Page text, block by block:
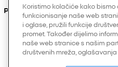
Pronađite nas na
Koristimo kolačiće kako
funkcionisanje naše web
i oglase, pružili funkcije
promet. Također dijelimo
naše web stranice s našim
društvenih mreža, oglašavanja